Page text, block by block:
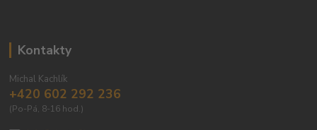
Kontakty
Michal Kachlík
+420 602 292 236
(Po-Pá, 8-16 hod.)